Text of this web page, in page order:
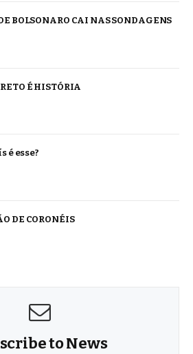
BOLSONARO CAI NAS SONDAGENS
É HISTÓRIA
é esse?
DE CORONÉIS
to News